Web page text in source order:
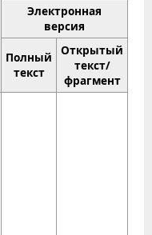
Электронная
версия
Полный
текст
Открытый
текст/
фрагмент